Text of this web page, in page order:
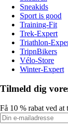
Sneakids
Sport is good
Training-Fit
Trek-Expert
Triathlon-
TripnBikers
Vélo-Store
Winter-Expert
Tilmeld dig
Få 10 % rabat ved